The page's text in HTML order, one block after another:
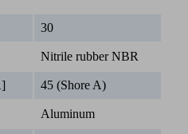
30
Nitrile rubber NBR
45 (Shore A)
Aluminum